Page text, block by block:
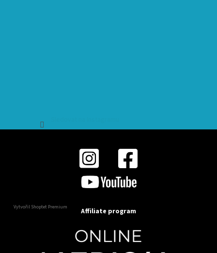
Vytvořil Shoptet Premium Affiliate program